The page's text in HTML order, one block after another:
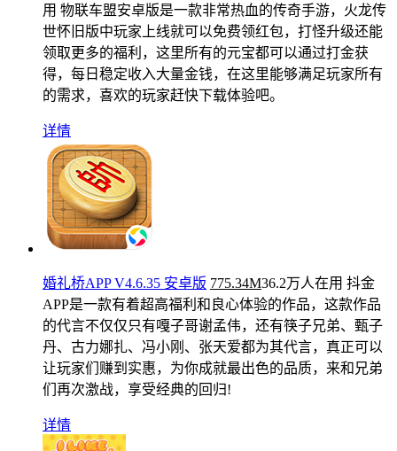
用 物联车盟安卓版是一款非常热血的传奇手游，火龙传
世怀旧版中玩家上线就可以免费领红包，打怪升级还能
领取更多的福利，这里所有的元宝都可以通过打金获
得，每日稳定收入大量金钱，在这里能够满足玩家所有
的需求，喜欢的玩家赶快下载体验吧。
详情
婚礼桥APP V4.6.35 安卓版 775.34M36.2万人在用 抖金
APP是一款有着超高福利和良心体验的作品，这款作品
的代言不仅仅只有嘎子哥谢孟伟，还有筷子兄弟、甄子
丹、古力娜扎、冯小刚、张天爱都为其代言，真正可以
让玩家们赚到实惠，为你成就最出色的品质，来和兄弟
们再次激战，享受经典的回归!
详情